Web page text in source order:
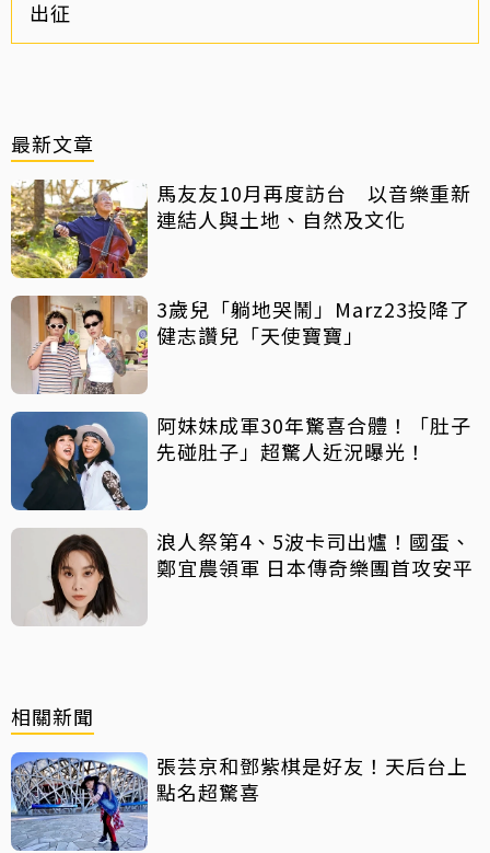
出征
最新文章
馬友友10月再度訪台 以音樂重新
連結人與土地、自然及文化
3歲兒「躺地哭鬧」Marz23投降了
健志讚兒「天使寶寶」
阿妹妹成軍30年驚喜合體！「肚子
先碰肚子」超驚人近況曝光！
浪人祭第4、5波卡司出爐！國蛋、
鄭宜農領軍 日本傳奇樂團首攻安平
相關新聞
張芸京和鄧紫棋是好友！天后台上
點名超驚喜